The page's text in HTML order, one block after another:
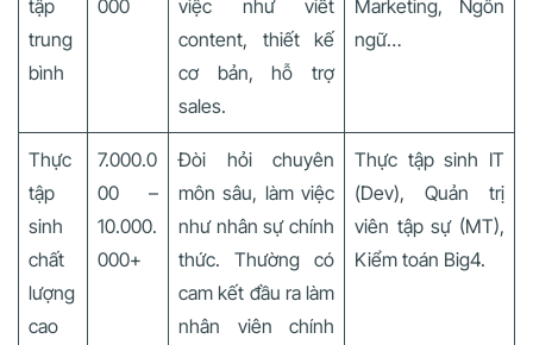
tập
trung
bình
000
việc như viết
content, thiết kế
cơ bản, hỗ trợ
sales.
Marketing, Ngôn
ngữ…
Thực
tập
sinh
chất
lượng
cao
7.000.0
00 –
10.000.
000+
Đòi hỏi chuyên
môn sâu, làm việc
như nhân sự chính
thức. Thường có
cam kết đầu ra làm
nhân viên chính
Thực tập sinh IT
(Dev), Quản trị
viên tập sự (MT),
Kiểm toán Big4.